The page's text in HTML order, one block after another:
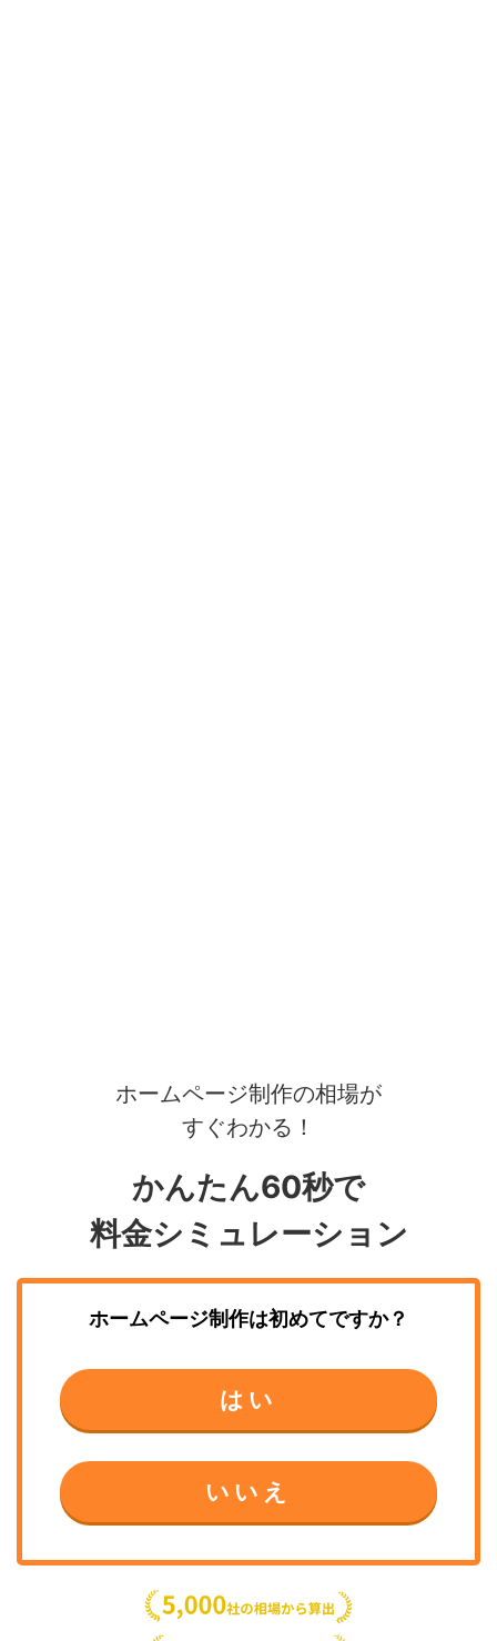
ホームページ制作の相場が
すぐわかる！
かんたん60秒で
料金シミュレーション
ホームページ制作は初めてですか？
はい
いいえ